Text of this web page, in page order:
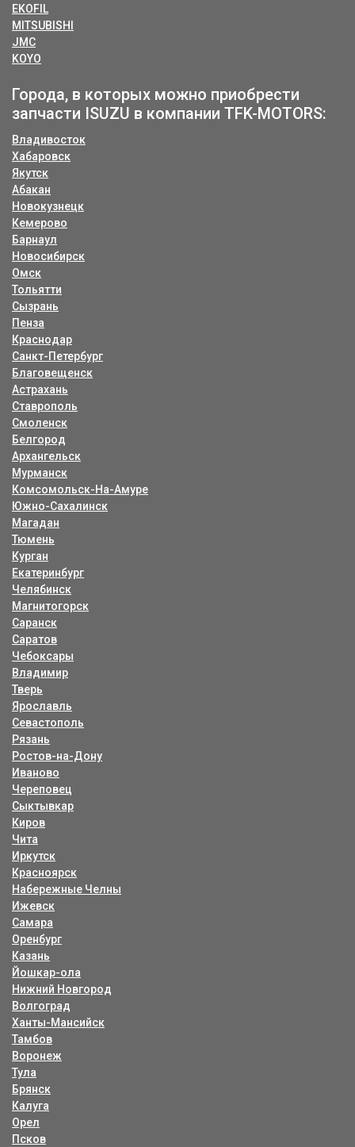
EKOFIL
MITSUBISHI
JMC
KOYO
Города, в которых можно приобрести
запчасти ISUZU в компании TFK-MOTORS:
Владивосток
Хабаровск
Якутск
Абакан
Новокузнецк
Кемерово
Барнаул
Новосибирск
Омск
Тольятти
Сызрань
Пенза
Краснодар
Санкт-Петербург
Благовещенск
Астрахань
Ставрополь
Смоленск
Белгород
Архангельск
Мурманск
Комсомольск-На-Амуре
Южно-Сахалинск
Магадан
Тюмень
Курган
Екатеринбург
Челябинск
Магнитогорск
Саранск
Саратов
Чебоксары
Владимир
Тверь
Ярославль
Севастополь
Рязань
Ростов-на-Дону
Иваново
Череповец
Сыктывкар
Киров
Чита
Иркутск
Красноярск
Набережные Челны
Ижевск
Самара
Оренбург
Казань
Йошкар-ола
Нижний Новгород
Волгоград
Ханты-Мансийск
Тамбов
Воронеж
Тула
Брянск
Калуга
Орел
Псков